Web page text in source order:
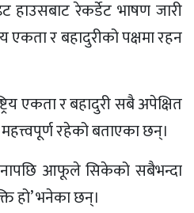
हाउसबाट रेकर्डेट भाषण जारी
एकता र बहादुरीको पक्षमा रहन
एकता र बहादुरी सबै अपेक्षित
रहेको बताएका छन्।
आफूले सिकेको सबैभन्दा
हो’ भनेका छन्।